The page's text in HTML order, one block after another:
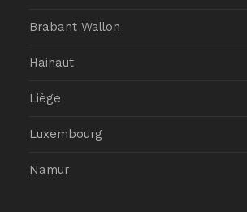
Brabant Wallon
Hainaut
Liège
Luxembourg
Namur